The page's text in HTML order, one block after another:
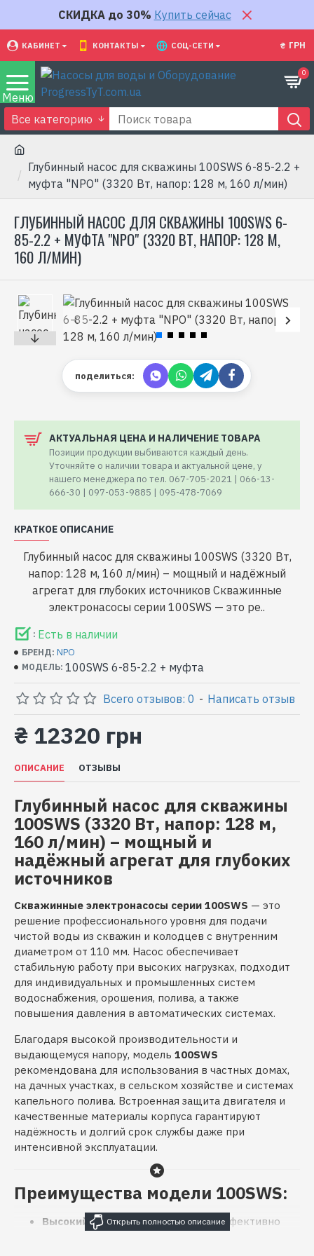
СКИДКА до 30% Купить сейчас
КАБИНЕТ КОНТАКТЫ СОЦ-СЕТИ ₴ ГРН
0
Все категорию
Глубинный насос для скважины 100SWS 6-85-2.2 +
муфта "NPO" (3320 Вт, напор: 128 м, 160 л/мин)
ГЛУБИННЫЙ НАСОС ДЛЯ СКВАЖИНЫ 100SWS 6-
85-2.2 + МУФТА "NPO" (3320 ВТ, НАПОР: 128 М,
160 Л/МИН)
поделиться:
АКТУАЛЬНАЯ ЦЕНА И НАЛИЧЕНИЕ ТОВАРА
Позиции продукции выбиваются каждый день.
Уточняйте о наличии товара и актуальной цене, у
нашего менеджера по тел. 067-705-2021 | 066-13-
666-30 | 097-053-9885 | 095-478-7069
КРАТКОЕ ОПИСАНИЕ
Глубинный насос для скважины 100SWS (3320 Вт,
напор: 128 м, 160 л/мин) – мощный и надёжный
агрегат для глубоких источников Скважинные
электронасосы серии 100SWS — это ре..
: Есть в наличии
БРЕНД: NPO
МОДЕЛЬ: 100SWS 6-85-2.2 + муфта
Всего отзывов: 0 - Написать отзыв
₴ 12320 грн
ОПИСАНИЕ ОТЗЫВЫ
Глубинный насос для скважины
100SWS (3320 Вт, напор: 128 м,
160 л/мин) – мощный и
надёжный агрегат для глубоких
источников
Скважинные электронасосы серии 100SWS — это
решение профессионального уровня для подачи
чистой воды из скважин и колодцев с внутренним
диаметром от 110 мм. Насос обеспечивает
стабильную работу при высоких нагрузках, подходит
для индивидуальных и промышленных систем
водоснабжения, орошения, полива, а также
повышения давления в автоматических системах.
Благодаря высокой производительности и
выдающемуся напору, модель 100SWS
рекомендована для использования в частных домах,
на дачных участках, в сельском хозяйстве и системах
капельного полива. Встроенная защита двигателя и
качественные материалы корпуса гарантируют
надёжность и долгий срок службы даже при
интенсивной эксплуатации.
Преимущества модели 100SWS:
Высокий напор до 128 метров– эффективно